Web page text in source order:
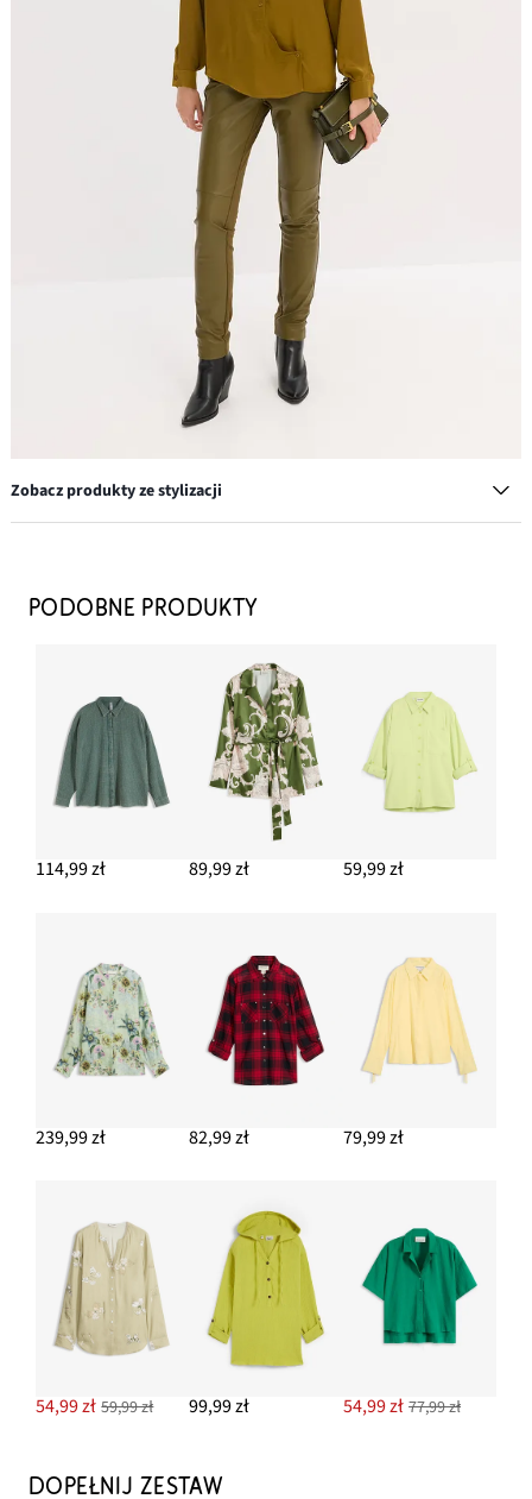
Zobacz produkty ze stylizacji
97,99 zł
109,99 zł
DODAJ DO KOSZYKA
Spodnie z imitacji skóry punto di roma
PODOBNE PRODUKTY
114,99 zł 89,99 zł 59,99 zł
239,99 zł 82,99 zł 79,99 zł
54,99 zł 59,99 zł 99,99 zł 54,99 zł 77,99 zł
DOPEŁNIJ ZESTAW